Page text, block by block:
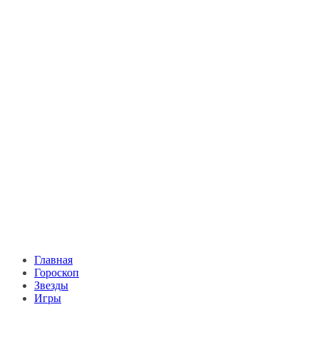
Главная
Гороскоп
Звезды
Игры